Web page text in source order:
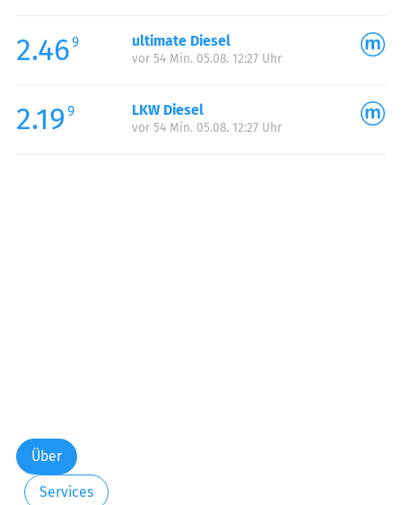
2.469 ultimate Diesel
vor 54 Min. 05.08. 12:27 Uhr
2.19 9 LKW Diesel
vor 54 Min. 05.08. 12:27 Uhr
Über
Services